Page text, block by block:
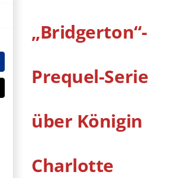
„Bridgerton“-
Prequel-Serie
über Königin
Charlotte